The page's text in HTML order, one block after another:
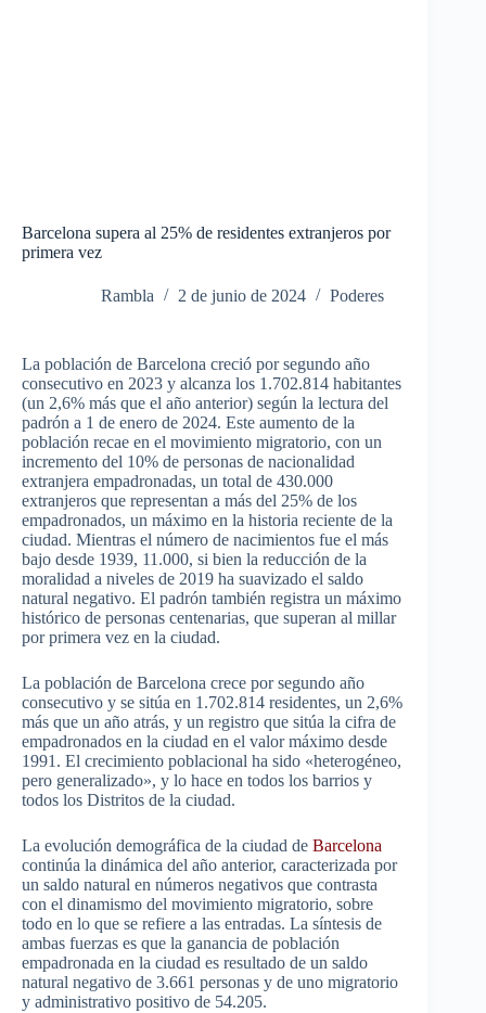
Barcelona supera al 25% de residentes extranjeros por
primera vez
Rambla 2 de junio de 2024 Poderes
La población de Barcelona creció por segundo año
consecutivo en 2023 y alcanza los 1.702.814 habitantes
(un 2,6% más que el año anterior) según la lectura del
padrón a 1 de enero de 2024. Este aumento de la
población recae en el movimiento migratorio, con un
incremento del 10% de personas de nacionalidad
extranjera empadronadas, un total de 430.000
extranjeros que representan a más del 25% de los
empadronados, un máximo en la historia reciente de la
ciudad. Mientras el número de nacimientos fue el más
bajo desde 1939, 11.000, si bien la reducción de la
moralidad a niveles de 2019 ha suavizado el saldo
natural negativo. El padrón también registra un máximo
histórico de personas centenarias, que superan al millar
por primera vez en la ciudad.
La población de Barcelona crece por segundo año
consecutivo y se sitúa en 1.702.814 residentes, un 2,6%
más que un año atrás, y un registro que sitúa la cifra de
empadronados en la ciudad en el valor máximo desde
1991. El crecimiento poblacional ha sido «heterogéneo,
pero generalizado», y lo hace en todos los barrios y
todos los Distritos de la ciudad.
La evolución demográfica de la ciudad de Barcelona
continúa la dinámica del año anterior, caracterizada por
un saldo natural en números negativos que contrasta
con el dinamismo del movimiento migratorio, sobre
todo en lo que se refiere a las entradas. La síntesis de
ambas fuerzas es que la ganancia de población
empadronada en la ciudad es resultado de un saldo
natural negativo de 3.661 personas y de uno migratorio
y administrativo positivo de 54.205.